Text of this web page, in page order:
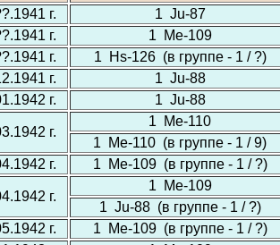
г.
1 Ju-87
г.
1 Ме-109
г.
1 Hs-126 (в группе - 1 / ?)
г.
1 Ju-88
г.
1 Ju-88
г.
1 Ме-110
1 Ме-110 (в группе - 1 / 9)
г.
1 Ме-109 (в группе - 1 / ?)
г.
1 Ме-109
1 Ju-88 (в группе - 1 / ?)
г.
1 Ме-109 (в группе - 1 / ?)